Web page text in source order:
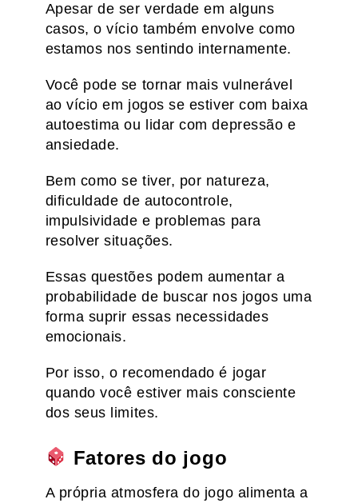
Apesar de ser verdade em alguns
casos, o vício também envolve como
estamos nos sentindo internamente.
Você pode se tornar mais vulnerável
ao vício em jogos se estiver com baixa
autoestima ou lidar com depressão e
ansiedade.
Bem como se tiver, por natureza,
dificuldade de autocontrole,
impulsividade e problemas para
resolver situações.
Essas questões podem aumentar a
probabilidade de buscar nos jogos uma
forma suprir essas necessidades
emocionais.
Por isso, o recomendado é jogar
quando você estiver mais consciente
dos seus limites.
Fatores do jogo
A própria atmosfera do jogo alimenta a